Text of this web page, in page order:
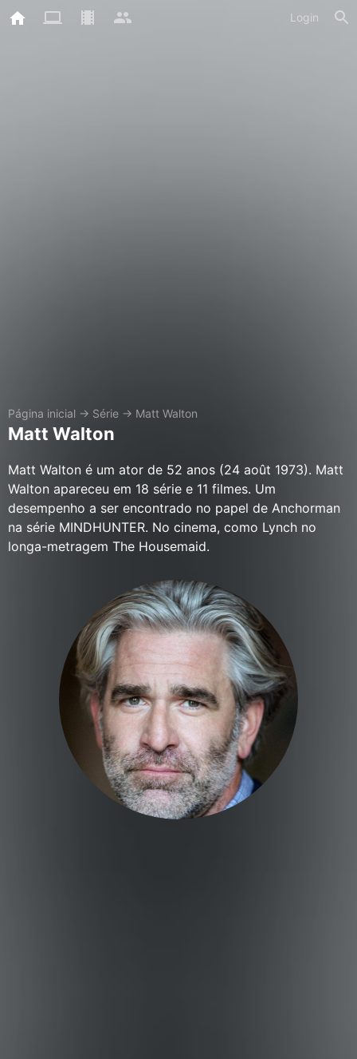
Login
Página inicial → Série → Matt Walton
Matt Walton
Matt Walton é um ator de 52 anos (24 août 1973). Matt
Walton apareceu em 18 série e 11 filmes. Um
desempenho a ser encontrado no papel de Anchorman
na série MINDHUNTER. No cinema, como Lynch no
longa-metragem The Housemaid.